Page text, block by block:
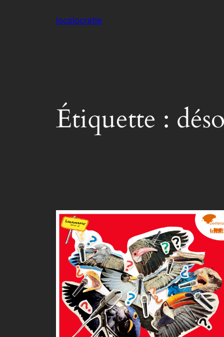
localocratie
Étiquette :